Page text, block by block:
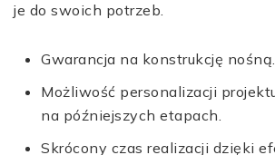
je do swoich potrzeb.
Gwarancja na konstrukcję nośną.
Możliwość personalizacji
na późniejszych etapach.
Skrócony czas realizacji dzięki